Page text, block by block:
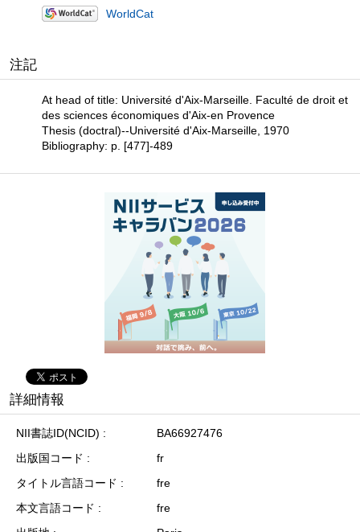
WorldCat
注記
At head of title: Université d'Aix-Marseille. Faculté de droit et
des sciences économiques d'Aix-en Provence
Thesis (doctral)--Université d'Aix-Marseille, 1970
Bibliography: p. [477]-489
詳細情報
NII書誌ID(NCID)
BA66927476
出版国コード
fr
タイトル言語コード
fre
本文言語コード
fre